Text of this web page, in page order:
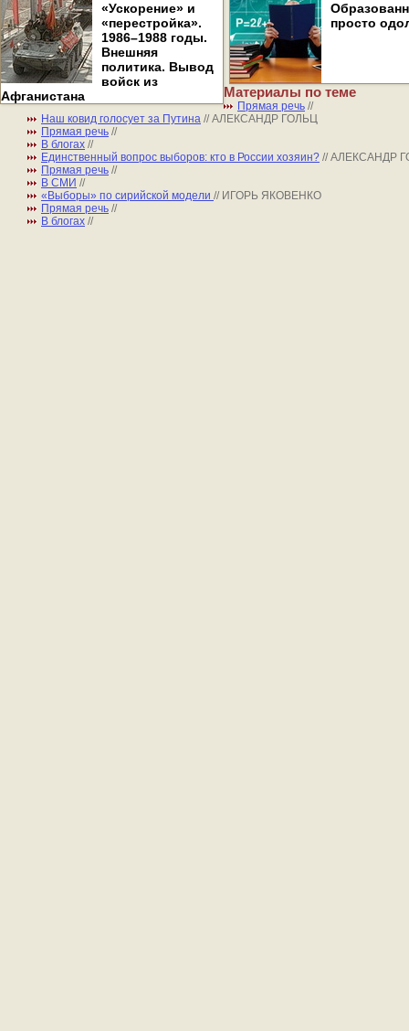
«Ускорение» и
«перестройка».
1986–1988 годы.
Внешняя
политика. Вывод
войск из
Афганистана
просто
Материалы по теме
Прямая речь //
Наш ковид голосует за Путина // АЛЕКСАНДР ГОЛЬЦ
Прямая речь //
В блогах //
Единственный вопрос выборов: кто в России хозяин? // АЛЕКСАНДР
Прямая речь //
В СМИ //
«Выборы» по сирийской модели // ИГОРЬ ЯКОВЕНКО
Прямая речь //
В блогах //